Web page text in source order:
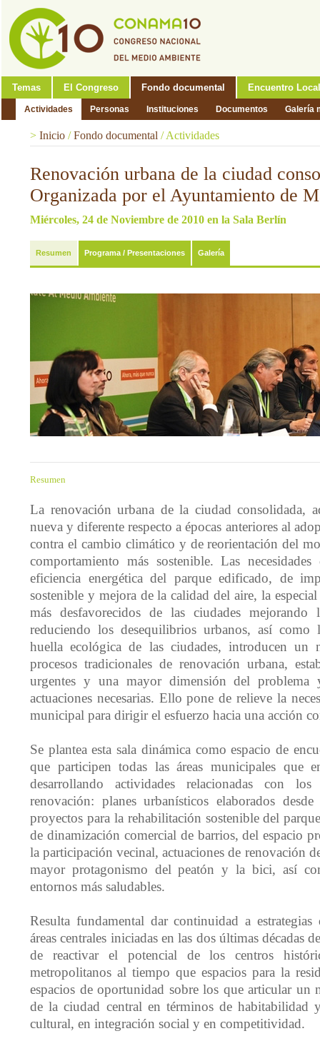
Temas El Congreso Fondo documental Encuentro Local
Actividades Personas Instituciones Documentos Galería
> Inicio /Fondo documental / Actividades
Renovación urbana de la ciudad
Organizada por el Ayuntamiento de
Miércoles, 24 de Noviembre de 2010 en la Sala Berlín
Resumen Programa / Presentaciones Galería
Resumen
La renovación urbana de la ciudad consolidada,
nueva y diferente respecto a épocas anteriores al
contra el cambio climático y de reorientación del
comportamiento más sostenible. Las
eficiencia energética del parque edificado, de
sostenible y mejora de la calidad del aire, la
más desfavorecidos de las ciudades
reduciendo los desequilibrios urbanos, así
huella ecológica de las ciudades, introducen un
procesos tradicionales de renovación urbana,
urgentes y una mayor dimensión del problema
actuaciones necesarias. Ello pone de relieve la
municipal para dirigir el esfuerzo hacia una acción
Se plantea esta sala dinámica como espacio de
que participen todas las áreas municipales que
desarrollando actividades relacionadas con
renovación: planes urbanísticos elaborados desde
proyectos para la rehabilitación sostenible del
de dinamización comercial de barrios, del espacio
la participación vecinal, actuaciones de renovación
mayor protagonismo del peatón y la bici, así
entornos más saludables.
Resulta fundamental dar continuidad a
áreas centrales iniciadas en las dos últimas décadas
de reactivar el potencial de los centros
metropolitanos al tiempo que espacios para la
espacios de oportunidad sobre los que articular un
de la ciudad central en términos de habitabilidad
cultural, en integración social y en competitividad.